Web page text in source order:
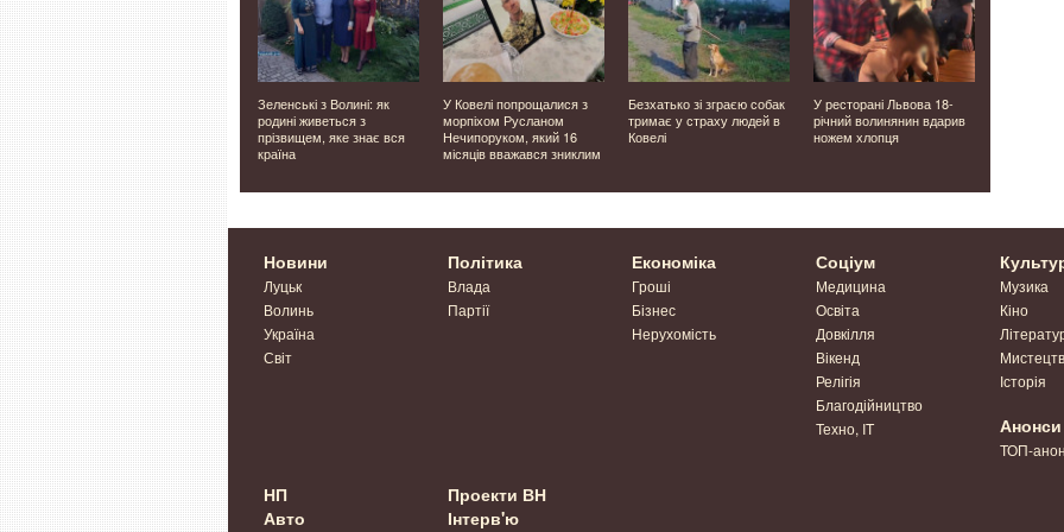
На Волині негода
повалила дерева:
рятувальники звільняли
проїзд автошляхами
Зеленські з Волині: як
родині живеться з
прізвищем, яке знає вся
країна
У Ковелі попрощалися з
морпіхом Русланом
Нечипоруком, який 16
місяців вважався зниклим
Безхатько зі зграєю собак
тримає у страху людей в
Ковелі
У ресторані Львова 18-
річний волинянин вдарив
ножем хлопця
Новини
Луцьк
Волинь
Україна
Світ
Політика
Влада
Партії
Економіка
Гроші
Бізнес
Нерухомість
Соціум
Медицина
Освіта
Довкілля
Вікенд
Релігія
Благодійництво
Техно, IT
Музика
Кіно
Історія
Анонси
ТОП-
НП
Авто
Проекти ВН
Інтерв'ю